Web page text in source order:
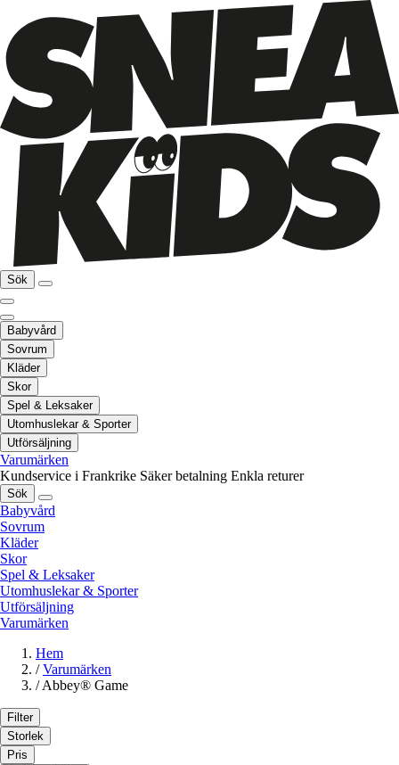
Sök
Babyvård
Sovrum
Kläder
Skor
Spel & Leksaker
Utomhuslekar & Sporter
Utförsäljning
Varumärken
Kundservice i Frankrike Säker betalning Enkla returer
Sök
Babyvård
Sovrum
Kläder
Skor
Spel & Leksaker
Utomhuslekar & Sporter
Utförsäljning
Varumärken
Hem
/ Varumärken
/ Abbey® Game
Filter
Storlek
Pris